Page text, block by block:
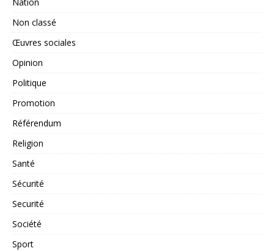
Non classé
Œuvres sociales
Opinion
Politique
Promotion
Référendum
Religion
Santé
Sécurité
Securité
Société
Sport